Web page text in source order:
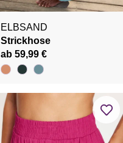
ELBSAND
Strickhose
ab 59,99 €